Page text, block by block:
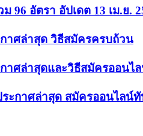
96 อัตรา อัปเดต 13 เม.ย.
าศล่าสุด วิธีสมัครครบถ้วน
าศล่าสุดและวิธีสมัครออนไ
ะกาศล่าสุด สมัครออนไลน์ทั